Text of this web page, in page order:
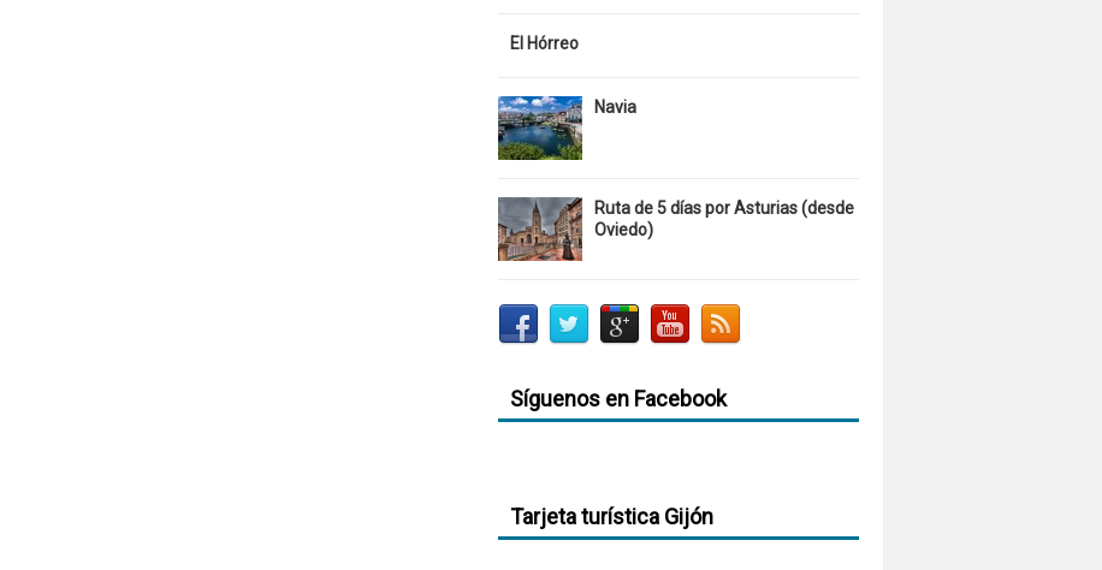
El Hórreo
Navia
Ruta de 5 días por Asturias (desde
Oviedo)
Síguenos en Facebook
Tarjeta turística Gijón